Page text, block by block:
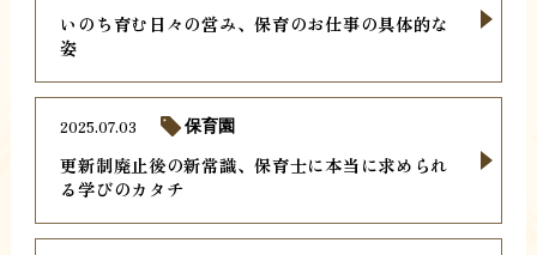
いのち育む日々の営み、保育のお仕事の具体的な
姿
更新制廃止後の新常識、保育士に本当に求められ
る学びのカタチ
2025.07.03 保育園